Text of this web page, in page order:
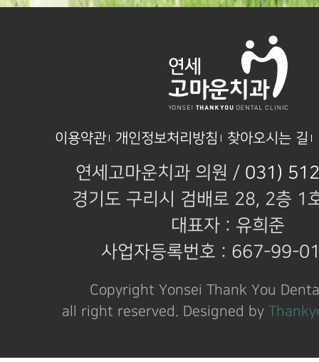
이용약관 개인정보처리방침 찾아오시는 길
연세고마운치과 의원 / 031)
경기도 구리시 검배로 28, 2층 1
대표자 : 유희준
사업자등록번호 : 667-99-
Copyright Yonsei Thank You
all right reserved. Designed by